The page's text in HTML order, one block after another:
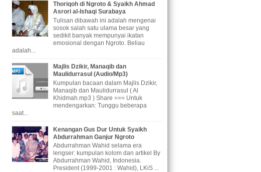
Thoriqoh di Ngroto & Syaikh Ahmad
Asrori al-Ishaqi Surabaya
Tulisan dibawah ini adalah mengenai
sosok salah satu ulama besar yang
sedikit banyak mempunyai ikatan
emosional dengan Ngroto. Beliau
adalah...
Majlis Dzikir, Manaqib dan
Maulidurrasul (Audio/Mp3)
Kumpulan bacaan dalam Majlis Dzikir,
Manaqib dan Maulidurrasul ( Al
Khidmah.mp3 ) Share === Untuk
mendengarkan: Tunggu beberapa
saat...
Kenangan Gus Dur Untuk Syaikh
Abdurrahman Ganjur Ngroto
Abdurrahman Wahid selama era
lengser: kumpulan kolom dan artikel By
Abdurrahman Wahid, Indonesia.
President (1999-2001 : Wahid), LKiS ...